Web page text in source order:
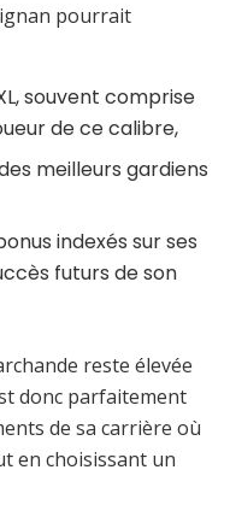
pourrait
souvent comprise
de ce calibre,
meilleurs gardiens
indexés sur ses
futurs de son
reste élevée
donc parfaitement
de sa carrière où
en choisissant un